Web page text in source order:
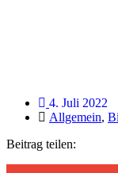
4. Juli 2022
Allgemein,
Beitrag teilen: